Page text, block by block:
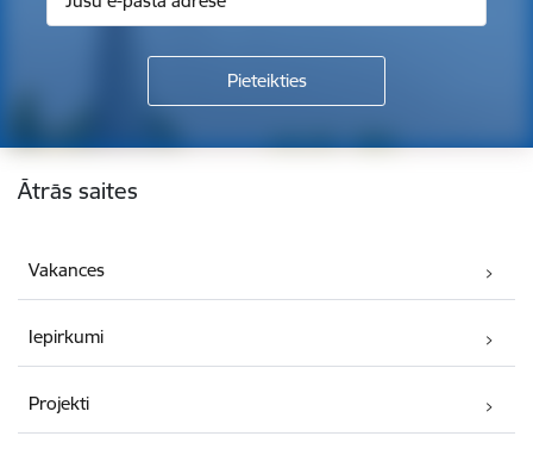
Kājene
Ātrās saites
Vakances
Iepirkumi
Projekti